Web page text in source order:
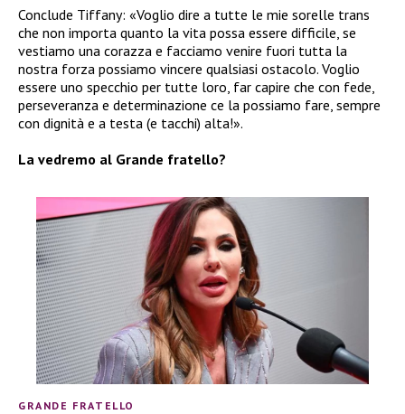
Conclude Tiffany: «Voglio dire a tutte le mie sorelle trans
che non importa quanto la vita possa essere difficile, se
vestiamo una corazza e facciamo venire fuori tutta la
nostra forza possiamo vincere qualsiasi ostacolo. Voglio
essere uno specchio per tutte loro, far capire che con fede,
perseveranza e determinazione ce la possiamo fare, sempre
con dignità e a testa (e tacchi) alta!».
La vedremo al Grande fratello?
GRANDE FRATELLO